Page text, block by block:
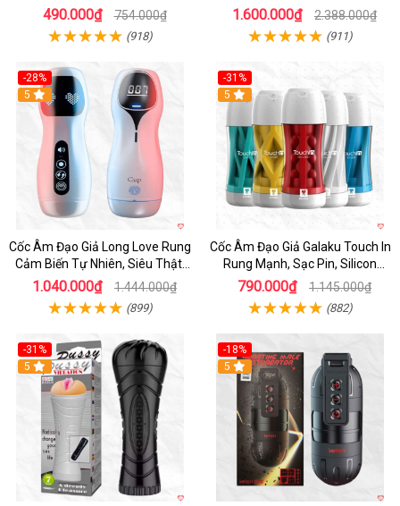
Sinh Lý
490.000₫ 754.000₫
(918)
nhanh
1.600.000₫ 2.388.000₫
(911)
-28%
5
Cốc Âm Đạo Giả Long Love Rung
Cảm Biến Tự Nhiên, Siêu Thật,
Sướng
1.040.000₫ 1.444.000₫
(899)
-31%
Hot
5
Cốc Âm Đạo Giả Galaku Touch In
Rung Mạnh, Sạc Pin, Silicon
Mềm
790.000₫ 1.145.000₫
(882)
-31%
5
-18%
5